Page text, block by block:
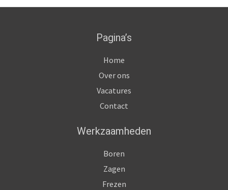
Pagina’s
Home
Over ons
Vacatures
Contact
Werkzaamheden
Boren
Zagen
Frezen